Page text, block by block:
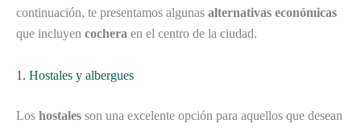
continuación, te presentamos algunas alternativas económicas
que incluyen cochera en el centro de la ciudad.
1. Hostales y albergues
Los hostales son una excelente opción para aquellos que desean